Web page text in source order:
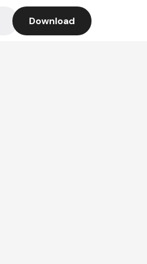
Download